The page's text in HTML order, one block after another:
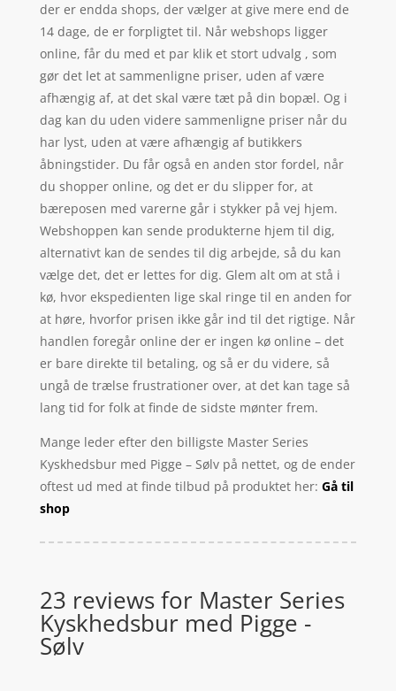
der er endda shops, der vælger at give mere end de
14 dage, de er forpligtet til. Når webshops ligger
online, får du med et par klik et stort udvalg , som
gør det let at sammenligne priser, uden af være
afhængig af, at det skal være tæt på din bopæl. Og i
dag kan du uden videre sammenligne priser når du
har lyst, uden at være afhængig af butikkers
åbningstider. Du får også en anden stor fordel, når
du shopper online, og det er du slipper for, at
bæreposen med varerne går i stykker på vej hjem.
Webshoppen kan sende produkterne hjem til dig,
alternativt kan de sendes til dig arbejde, så du kan
vælge det, det er lettes for dig. Glem alt om at stå i
kø, hvor ekspedienten lige skal ringe til en anden for
at høre, hvorfor prisen ikke går ind til det rigtige. Når
handlen foregår online der er ingen kø online – det
er bare direkte til betaling, og så er du videre, så
ungå de trælse frustrationer over, at det kan tage så
lang tid for folk at finde de sidste mønter frem.
Mange leder efter den billigste Master Series
Kyskhedsbur med Pigge – Sølv på nettet, og de ender
oftest ud med at finde tilbud på produktet her: Gå til
shop
23 reviews for Master Series
Kyskhedsbur med Pigge -
Sølv